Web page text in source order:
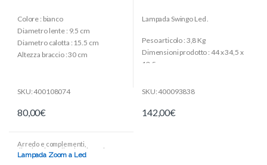
u
o
f
5
Colore : bianco
Diametro lente : 9.5 cm
Diametro calotta : 15.5 cm
Altezza braccio : 30 cm
SKU: 400108074
80,00€
u
f
Lampada Swingo Led .
Peso articolo : 3,8 Kg
Dimensioni prodotto : 44 x 34,5 x
13,5 cm
Colore : Nero
Materiale : Acciaio
SKU: 400093838
142,00€
Arredo e complementi
Illuminazione
Illuminazione da
tavolo
Lampada Zoom a Led